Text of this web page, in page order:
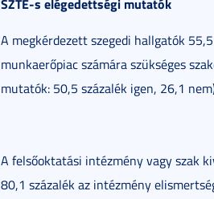
A megkérdezett szegedi hallgatók
munkaerőpiac számára szükséges
mutatók: 50,5 százalék igen, 26,1
A felsőoktatási intézmény vagy szak
80,1 százalék az intézmény